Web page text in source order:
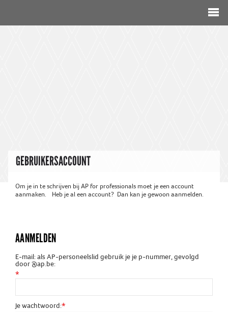
GEBRUIKERSACCOUNT
Om je in te schrijven bij AP for professionals moet je een account
aanmaken.	Heb je al een account?  Dan kan je gewoon aanmelden.
AANMELDEN
E-mail: als AP-personeelslid gebruik je je p-nummer, gevolgd
door @ap.be:
*
Je wachtwoord:*